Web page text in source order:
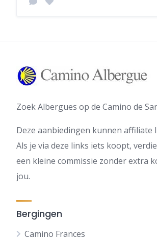
Zoek Albergues op de Camino de
Deze aanbiedingen kunnen affiliate
Als je via deze links iets koopt,
een kleine commissie zonder extra
jou.
Bergingen
Camino Frances